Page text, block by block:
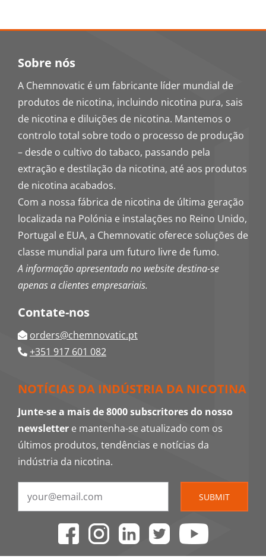
Sobre nós
A Chemnovatic é um fabricante líder mundial de
produtos de nicotina, incluindo nicotina pura, sais
de nicotina e diluições de nicotina. Mantemos o
controlo total sobre todo o processo de produção
– desde o cultivo do tabaco, passando pela
extração e destilação da nicotina, até aos produtos
de nicotina acabados.
Com a nossa fábrica de nicotina de última geração
localizada na Polónia e instalações no Reino Unido,
Portugal e EUA, a Chemnovatic oferece soluções de
classe mundial para um futuro livre de fumo.
A informação apresentada no website destina-se
apenas a clientes empresariais.
Contate-nos
orders@chemnovatic.pt
+351 917 601 082
NOTÍCIAS DA INDÚSTRIA DA NICOTINA
Junte-se a mais de 8000 subscritores do nosso
newslettere mantenha-se atualizado com os
últimos produtos, tendências e notícias da
indústria da nicotina.
SUBMIT